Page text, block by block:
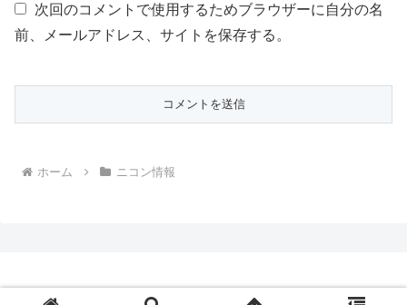
次回のコメントで使用するためブラウザーに自分の名
前、メールアドレス、サイトを保存する。
ホーム ニコン情報